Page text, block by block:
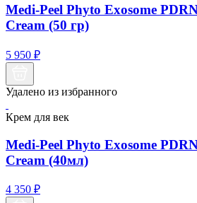
Medi-Peel Phyto Exosome
Cream (50 гр)
5 950 ₽
Удалено из избранного
Крем для век
Medi-Peel Phyto Exosome
Cream (40мл)
4 350 ₽